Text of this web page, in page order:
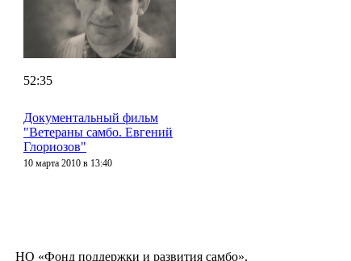
52:35
Документальный фильм
"Ветераны самбо. Евгений
Глориозов"
10 марта 2010 в 13:40
НО «Фонд поддержки и развития самбо».